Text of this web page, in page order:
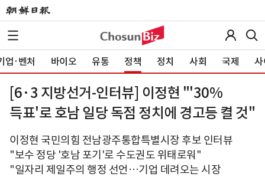
업·벤처 바이오 유통 정책 정치 사회 국제 사
[6·3 지방선거-인터뷰] 이정현 "'30%
득표'로 호남 일당 독점 정치에 경고등 켤 것"
이정현 국민의힘 전남광주통합특별시장 후보 인터뷰
"보수 정당 '호남 포기'로 수도권도 위태로워"
"일자리 제일주의 행정 선언…기업 데려오는 시장